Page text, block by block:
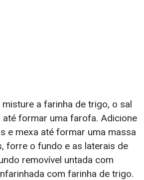
misture a farinha de trigo, o sal
até formar uma farofa. Adicione
e mexa até formar uma massa
forre o fundo e as laterais de
removível untada com
com farinha de trigo.